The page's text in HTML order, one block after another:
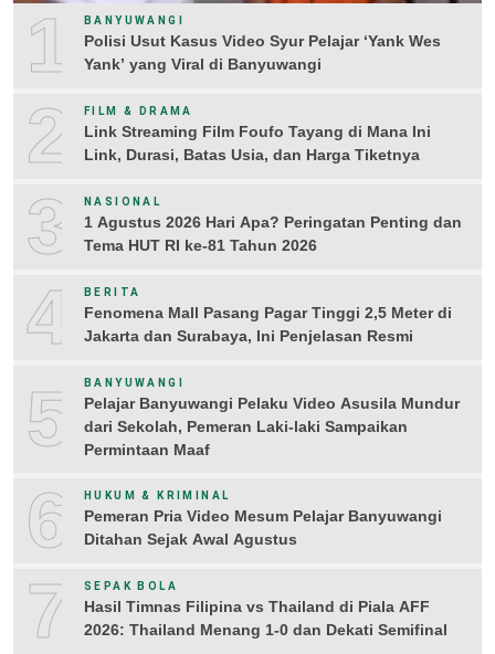
1 BANYUWANGI
Polisi Usut Kasus Video Syur Pelajar ‘Yank Wes
Yank’ yang Viral di Banyuwangi
2 FILM & DRAMA
Link Streaming Film Foufo Tayang di Mana Ini
Link, Durasi, Batas Usia, dan Harga Tiketnya
3 NASIONAL
1 Agustus 2026 Hari Apa? Peringatan Penting dan
Tema HUT RI ke-81 Tahun 2026
4 BERITA
Fenomena Mall Pasang Pagar Tinggi 2,5 Meter di
Jakarta dan Surabaya, Ini Penjelasan Resmi
5 BANYUWANGI
Pelajar Banyuwangi Pelaku Video Asusila Mundur
dari Sekolah, Pemeran Laki-laki Sampaikan
Permintaan Maaf
6 HUKUM & KRIMINAL
Pemeran Pria Video Mesum Pelajar Banyuwangi
Ditahan Sejak Awal Agustus
7 SEPAK BOLA
Hasil Timnas Filipina vs Thailand di Piala AFF
2026: Thailand Menang 1-0 dan Dekati Semifinal